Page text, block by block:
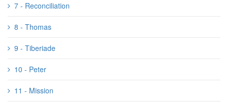
7 - Reconciliation
8 - Thomas
9 - Tiberiade
10 - Peter
11 - Mission